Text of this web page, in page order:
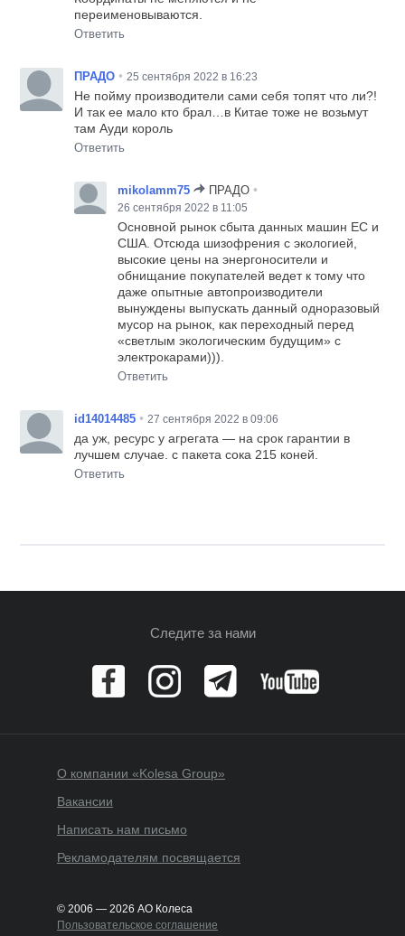
переименовываются.
Ответить
ПРАДО • 25 сентября 2022 в 16:23
Не пойму производители сами себя топят что ли?!
И так ее мало кто брал…в Китае тоже не возьмут
там Ауди король
Ответить
mikolamm75 ПРАДО •
26 сентября 2022 в 11:05
Основной рынок сбыта данных машин ЕС и
США. Отсюда шизофрения с экологией,
высокие цены на энергоносители и
обнищание покупателей ведет к тому что
даже опытные автопроизводители
вынуждены выпускать данный одноразовый
мусор на рынок, как переходный перед
«светлым экологическим будущим» с
электрокарами))).
Ответить
id14014485 • 27 сентября 2022 в 09:06
да уж, ресурс у агрегата — на срок гарантии в
лучшем случае. с пакета сока 215 коней.
Ответить
Следите за нами
О компании «Kolesa Group»
Вакансии
Написать нам письмо
Рекламодателям посвящается
© 2006 — 2026 АО Колеса
Пользовательское соглашение